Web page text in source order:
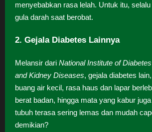
menyebabkan rasa lelah. Untuk itu,
gula darah saat berobat.
2. Gejala Diabetes Lainnya
Melansir dari National Institute of
and Kidney Diseases, gejala diabetes
buang air kecil, rasa haus dan lapar
berat badan, hingga mata yang kabur
tubuh terasa sering lemas dan mudah
demikian?